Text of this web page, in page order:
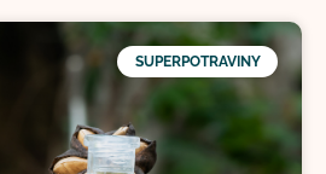
SUPERPOTRAVINY